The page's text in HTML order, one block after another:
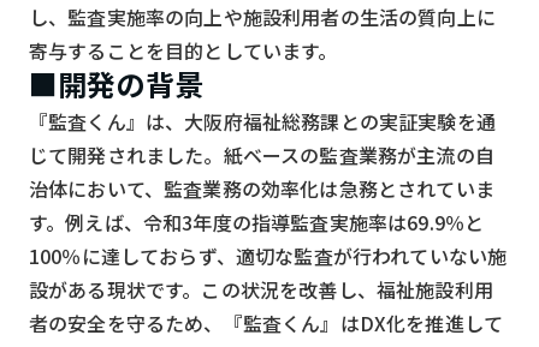
ロボット
スマート物流
IoT
DX
ニュース
デジタルサイネージ
カメラ
し、監査実施率の向上や施設利用者の生活の質向上に
寄与することを目的としています。
■開発の背景
『監査くん』は、大阪府福祉総務課との実証実験を通
じて開発されました。紙ベースの監査業務が主流の自
治体において、監査業務の効率化は急務とされていま
す。例えば、令和3年度の指導監査実施率は69.9％と
100％に達しておらず、適切な監査が行われていない施
設がある現状です。この状況を改善し、福祉施設利用
者の安全を守るため、『監査くん』はDX化を推進して